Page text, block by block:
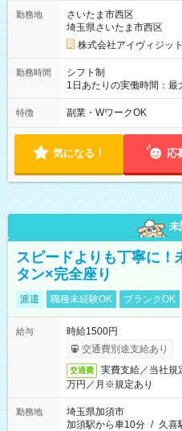
勤務地
さいたま市西区
埼玉県さいたま市西区
株式会社アイヴィジット
勤務時間
シフト制
1日あたりの実働時間：
00(実働8h、休憩1h) 土日
ん週5日勤務もOK♪ 勤務期間：2026年8月12日～9月9日※リスト
特徴 副業・WワークOK
気になる！ 応
未
スピードよりも丁寧に！
タン×完全座り
派遣 職種未経験OK ブランクOK
給与
時給1500円
交通費別途支給あり
交通費
実費支給／当社規
万円／月※規定あり
勤務地
埼玉県加須市
加須駅から車10分 / 久喜